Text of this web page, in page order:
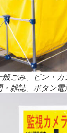
ごみ、ビン・
雑誌、ボタン電